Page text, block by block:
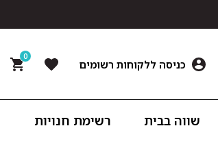
כניסה ללקוחות רשומים
0
שווה בבית
רשימת חנויות